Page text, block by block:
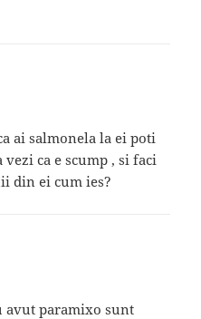
ai salmonela la ei poti
ca e scump , si faci
din ei cum ies?
avut paramixo sunt